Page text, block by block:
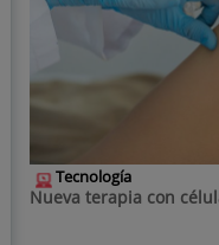
Tecnología
Nueva terapia con